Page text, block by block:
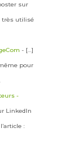
sur
très utilisé
- […]
pour
-
LinkedIn
: